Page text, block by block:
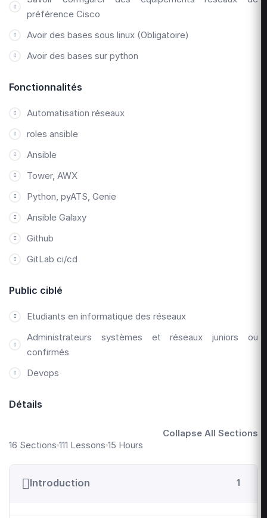
préférence Cisco
Avoir des bases sous linux (Obligatoire)
Avoir des bases sur python
Fonctionnalités
Automatisation réseaux
roles ansible
Ansible
Tower, AWX
Python, pyATS, Genie
Ansible Galaxy
Github
GitLab ci/cd
Public ciblé
Etudiants en informatique des réseaux
Administrateurs systèmes et réseaux juniors ou
confirmés
Devops
Détails
16 Sections 111 Lessons 15 Hours
Collapse All Sections
Introduction 1